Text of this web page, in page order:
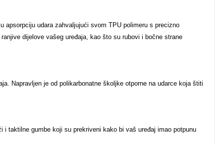
udara zahvaljujući svom TPU polimeru s precizno
dijelove vašeg uređaja, kao što su rubovi i bočne strane
Napravljen je od polikarbonatne školjke otporne na udarce koja štiti
taktilne gumbe koji su prekriveni kako bi vaš uređaj imao potpunu